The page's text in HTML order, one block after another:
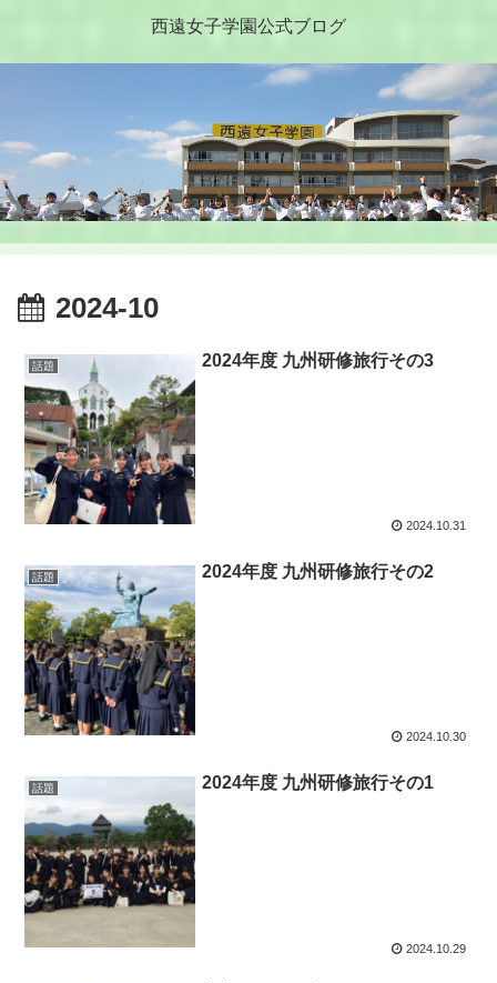
西遠女子学園公式ブログ
2024-10
話題 2024年度 九州研修旅行その3
2024.10.31
話題 2024年度 九州研修旅行その2
2024.10.30
話題 2024年度 九州研修旅行その1
2024.10.29